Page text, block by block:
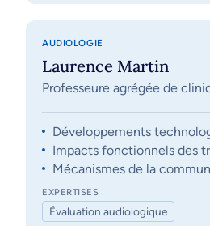
AUDIOLOGIE
Laurence Martin
Professeure agrégée de
Développements
Impacts fonctionnels des
Mécanismes de la
EXPERTISES
Évaluation audiologique